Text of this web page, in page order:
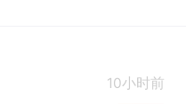
10小时前